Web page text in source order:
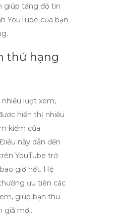
giúp tăng độ tin
YouTube của bạn
thứ hạng
nhiều lượt xem,
hiển thị nhiều
kiếm của
này dẫn đến
YouTube trở
giờ hết. Hệ
ưu tiên các
giúp bạn thu
giả mới.